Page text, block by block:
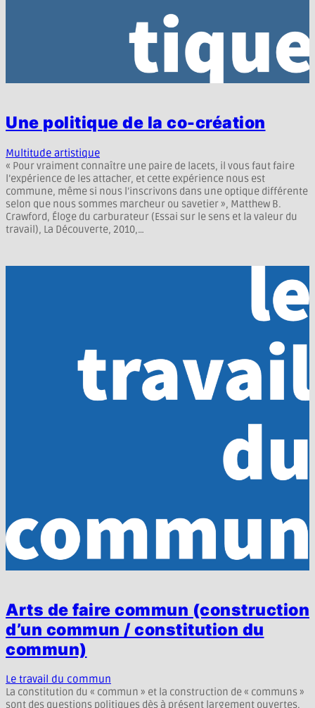
Une politique de la co-création
Multitude artistique
« Pour vraiment connaître une paire de lacets, il vous faut faire
l’expérience de les attacher, et cette expérience nous est
commune, même si nous l’inscrivons dans une optique différente
selon que nous sommes marcheur ou savetier », Matthew B.
Crawford, Éloge du carburateur (Essai sur le sens et la valeur du
travail), La Découverte, 2010,…
Arts de faire commun (construction
d’un commun / constitution du
commun)
Le travail du commun
La constitution du « commun » et la construction de « communs »
sont des questions politiques dès à présent largement ouvertes.